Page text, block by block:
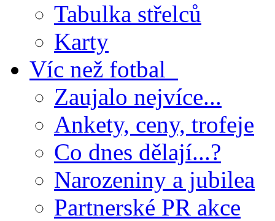
Tabulka střelců
Karty
Víc než fotbal
Zaujalo nejvíce...
Ankety, ceny, trofeje
Co dnes dělají...?
Narozeniny a jubilea
Partnerské PR akce